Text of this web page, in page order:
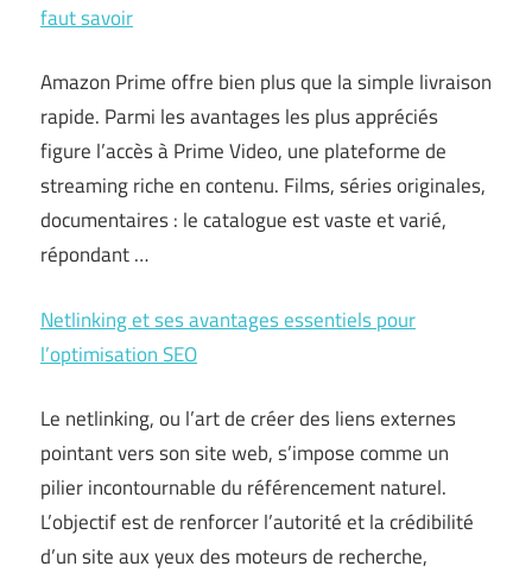
faut savoir
Amazon Prime offre bien plus que la simple livraison
rapide. Parmi les avantages les plus appréciés
figure l’accès à Prime Video, une plateforme de
streaming riche en contenu. Films, séries originales,
documentaires : le catalogue est vaste et varié,
répondant …
Netlinking et ses avantages essentiels pour
l’optimisation SEO
Le netlinking, ou l’art de créer des liens externes
pointant vers son site web, s’impose comme un
pilier incontournable du référencement naturel.
L’objectif est de renforcer l’autorité et la crédibilité
d’un site aux yeux des moteurs de recherche,